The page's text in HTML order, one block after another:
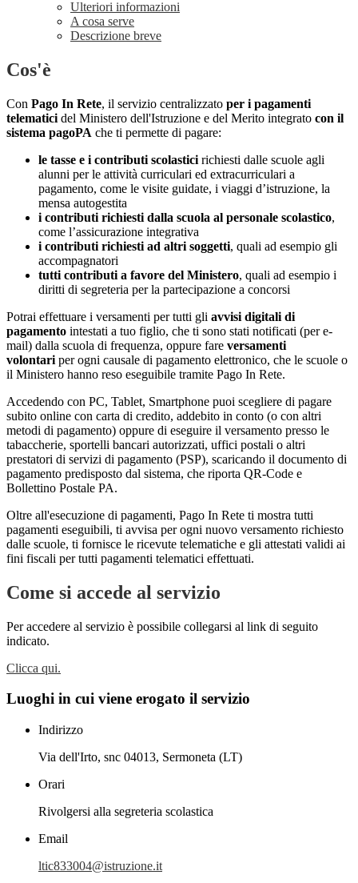
Ulteriori informazioni
A cosa serve
Descrizione breve
Cos'è
Con Pago In Rete, il servizio centralizzato per i pagamenti
telematici del Ministero dell'Istruzione e del Merito integrato con il
sistema pagoPA che ti permette di pagare:
le tasse e i contributi scolastici richiesti dalle scuole agli
alunni per le attività curriculari ed extracurriculari a
pagamento, come le visite guidate, i viaggi d’istruzione, la
mensa autogestita
i contributi richiesti dalla scuola al personale scolastico,
come l’assicurazione integrativa
i contributi richiesti ad altri soggetti, quali ad esempio gli
accompagnatori
tutti contributi a favore del Ministero, quali ad esempio i
diritti di segreteria per la partecipazione a concorsi
Potrai effettuare i versamenti per tutti gli avvisi digitali di
pagamento intestati a tuo figlio, che ti sono stati notificati (per e-
mail) dalla scuola di frequenza, oppure fare versamenti
volontari per ogni causale di pagamento elettronico, che le scuole o
il Ministero hanno reso eseguibile tramite Pago In Rete.
Accedendo con PC, Tablet, Smartphone puoi scegliere di pagare
subito online con carta di credito, addebito in conto (o con altri
metodi di pagamento) oppure di eseguire il versamento presso le
tabaccherie, sportelli bancari autorizzati, uffici postali o altri
prestatori di servizi di pagamento (PSP), scaricando il documento di
pagamento predisposto dal sistema, che riporta QR-Code e
Bollettino Postale PA.
Oltre all'esecuzione di pagamenti, Pago In Rete ti mostra tutti
pagamenti eseguibili, ti avvisa per ogni nuovo versamento richiesto
dalle scuole, ti fornisce le ricevute telematiche e gli attestati validi ai
fini fiscali per tutti pagamenti telematici effettuati.
Come si accede al servizio
Per accedere al servizio è possibile collegarsi al link di seguito
indicato.
Clicca qui.
Luoghi in cui viene erogato il servizio
Indirizzo
Via dell'Irto, snc 04013, Sermoneta (LT)
Orari
Rivolgersi alla segreteria scolastica
Email
ltic833004@istruzione.it